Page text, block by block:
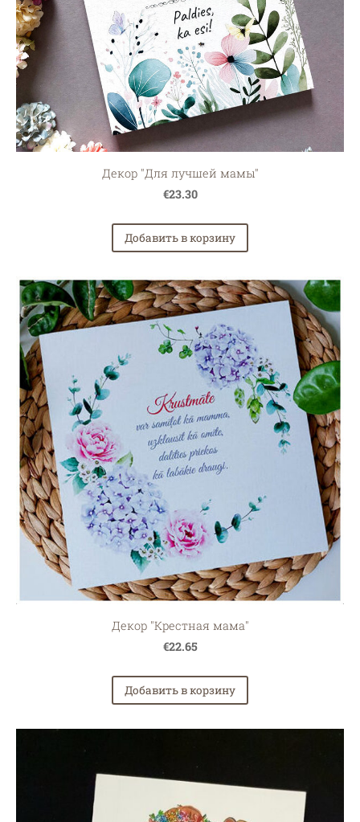
Декор "Для лучшей мамы"
€23.30
Добавить в корзину
Декор "Крестная мама"
€22.65
Добавить в корзину